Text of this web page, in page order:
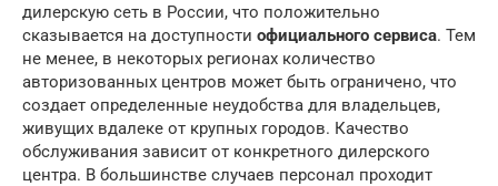
дилерскую сеть в России, что положительно
сказывается на доступности официального сервиса. Тем
не менее, в некоторых регионах количество
авторизованных центров может быть ограничено, что
создает определенные неудобства для владельцев,
живущих вдалеке от крупных городов. Качество
обслуживания зависит от конкретного дилерского
центра. В большинстве случаев персонал проходит